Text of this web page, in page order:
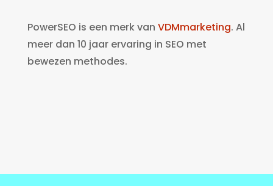
PowerSEO is een merk van VDMmarketing. Al
meer dan 10 jaar ervaring in SEO met
bewezen methodes.